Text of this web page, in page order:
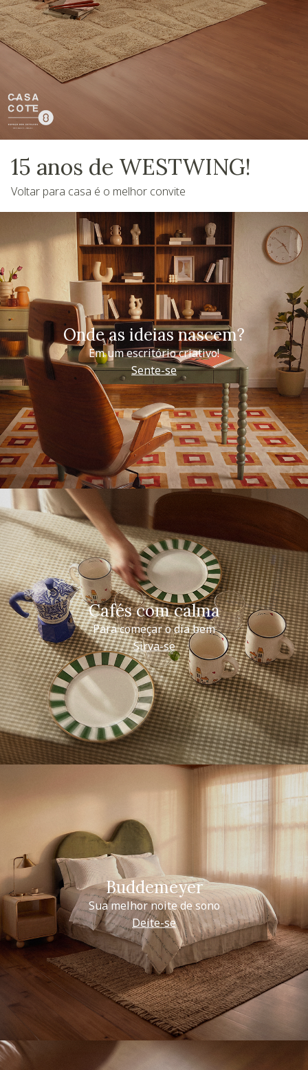
15 anos de WESTWING!
Voltar para casa é o melhor convite
Onde as ideias nascem?
Em um escritório criativo!
Sente-se
Cafés com calma
Para começar o dia bem
Sirva-se
Buddemeyer
Sua melhor noite de sono
Deite-se